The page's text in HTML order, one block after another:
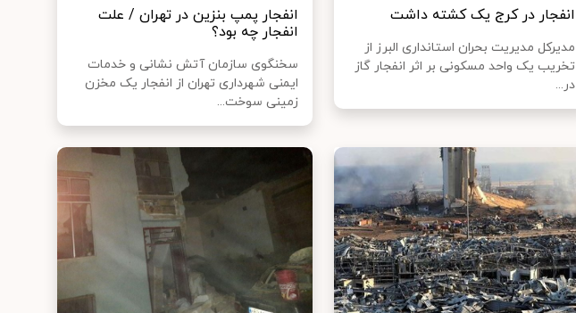
انفجار در کرج یک کشته داشت
مدیرکل مدیریت بحران استانداری البرز از
تخریب یک واحد مسکونی بر اثر انفجار گاز
در...
انفجار پمپ بنزین در تهران / علت
انفجار چه بود؟
سخنگوی سازمان آتش نشانی و خدمات
ایمنی شهرداری تهران از انفجار یک مخزن
زمینی سوخت...